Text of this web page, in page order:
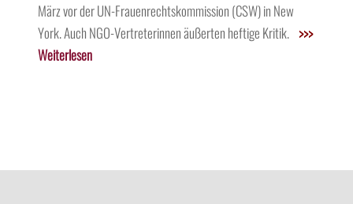
März vor der UN-Frauenrechtskommission (CSW) in New
York. Auch NGO-Vertreterinnen äußerten heftige Kritik. >>>
Weiterlesen